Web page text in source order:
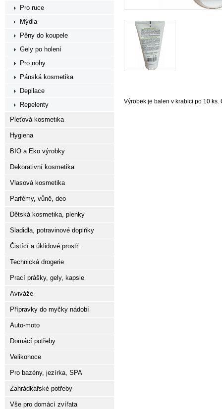
Výrobek je balen v krabici po 10
Pro ruce
Mýdla
Pěny do koupele
Gely po holení
Pro nohy
Pánská kosmetika
Depilace
Repelenty
Pleťová kosmetika
Hygiena
BIO a Eko výrobky
Dekorativní kosmetika
Vlasová kosmetika
Parfémy, vůně, deo
Dětská kosmetika, plenky
Sladidla, potravinové doplňky
Čistící a úklidové prostř.
Technická drogerie
Prací prášky, gely, kapsle
Aviváže
Přípravky do myčky nádobí
Auto-moto
Domácí potřeby
Velikonoce
Pro bazény, jezírka, SPA
Zahrádkářské potřeby
Vše pro domácí zvířata